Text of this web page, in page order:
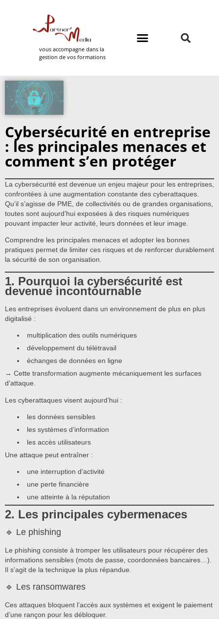
vous accompagne dans la
gestion de vos formations
Cybersécurité en entreprise
: les principales menaces et
comment s’en protéger
La cybersécurité est devenue un enjeu majeur pour les entreprises,
confrontées à une augmentation constante des cyberattaques.
Qu’il s’agisse de PME, de collectivités ou de grandes organisations,
toutes sont aujourd’hui exposées à des risques numériques
pouvant impacter leur activité, leurs données et leur image.
Comprendre les principales menaces et adopter les bonnes
pratiques permet de limiter ces risques et de renforcer durablement
la sécurité de son organisation.
1. Pourquoi la cybersécurité est
devenue incontournable
Les entreprises évoluent dans un environnement de plus en plus
digitalisé :
multiplication des outils numériques
développement du télétravail
échanges de données en ligne
→ Cette transformation augmente mécaniquement les surfaces
d’attaque.
Les cyberattaques visent aujourd’hui :
les données sensibles
les systèmes d’information
les accès utilisateurs
Une attaque peut entraîner :
une interruption d’activité
une perte financière
une atteinte à la réputation
2. Les principales cybermenaces
🔹 Le phishing
Le phishing consiste à tromper les utilisateurs pour récupérer des
informations sensibles (mots de passe, coordonnées bancaires…).
Il s’agit de la technique la plus répandue.
🔹 Les ransomwares
Ces attaques bloquent l’accès aux systèmes et exigent le paiement
d’une rançon pour les débloquer.